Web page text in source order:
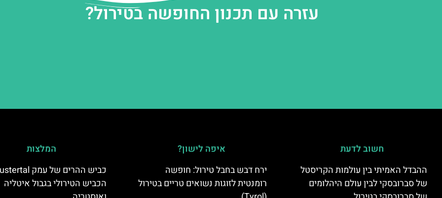
עזרה עם תכנון החופשה בטירול?
חשוב לדעת
ההבדל האמיתי בין עולמות הקריסטל
של סברובסקי לבין עולם היהלומים
איפה לישון?
ירח דבש בחבל טירול: חופשה
רומנטית לזוגות נשואים טריים בטירול
המלצות
הכביש הטירולי בגבול איטליה